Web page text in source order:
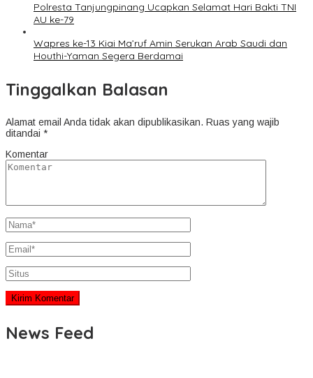
Polresta Tanjungpinang Ucapkan Selamat Hari Bakti TNI
AU ke-79
Wapres ke-13 Kiai Ma’ruf Amin Serukan Arab Saudi dan
Houthi-Yaman Segera Berdamai
Tinggalkan Balasan
Alamat email Anda tidak akan dipublikasikan. Ruas yang wajib
ditandai *
Komentar
News Feed